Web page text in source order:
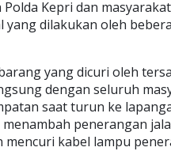
Kepri dan
dilakukan oleh
yang dicuri oleh
dengan seluruh
saat turun ke
penerangan
kabel lampu